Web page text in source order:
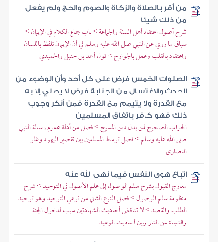
من أقر بالصلاة والزكاة والصوم والحج ولم يفعل
من ذلك شيئا
شرح أصول اعتقاد أهل السنة والجماعة > باب جماع الكلام في الإيمان >
سياق ما روي عن النبي صلى الله عليه وسلم في أن الإيمان تلفظ باللسان
واعتقاد بالقلب وعمل بالجوارح > قول أحمد بن حنبل والحميدي
الصلوات الخمس فرض على كل أحد وأن الوضوء من
الحدث والاغتسال من الجنابة فرض لا يصلي إلا به
مع القدرة ولا يتيمم مع القدرة فمن أنكر وجوب
ذلك فهو كافر باتفاق المسلمين
الجواب الصحيح لمن بدل دين المسيح > فصل من أدلة عموم رسالة النبي
صلى الله عليه وسلم > فصل توسط المسلمين بين تقصير اليهود وغلو
النصارى
اتباع هوى النفس فيما نهى الله عنه
معارج القبول بشرح سلم الوصول إلى علم الأصول في التوحيد > شرح
منظومة سلم الوصول > فصل النوع الثاني من نوعي التوحيد وهو توحيد
الطلب والقصد > لا تناقض أحاديث الشهادتين سبب لدخول الجنة
والنجاة من النار وبين أحاديث الوعيد